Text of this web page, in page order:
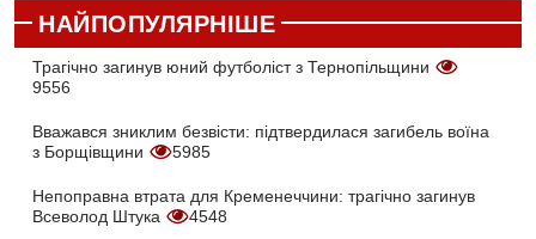
НАЙПОПУЛЯРНІШЕ
Трагічно загинув юний футболіст з Тернопільщини
9556
Вважався зниклим безвісти: підтвердилася загибель воїна
з Борщівщини
5985
Непоправна втрата для Кременеччини: трагічно загинув
Всеволод Штука
4548